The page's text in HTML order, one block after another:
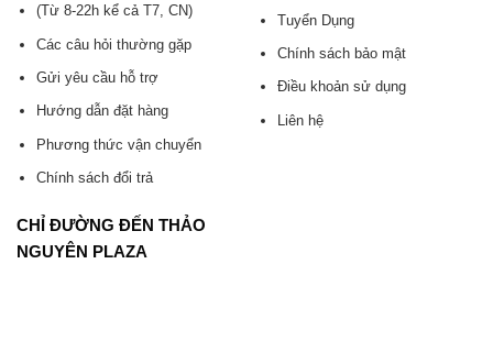
(Từ 8-22h kể cả T7, CN)
Các câu hỏi thường gặp
Gửi yêu cầu hỗ trợ
Hướng dẫn đặt hàng
Phương thức vận chuyển
Chính sách đổi trả
Tuyển Dụng
Chính sách bảo mật
Điều khoản sử dụng
Liên hệ
CHỈ ĐƯỜNG ĐẾN THẢO
NGUYÊN PLAZA